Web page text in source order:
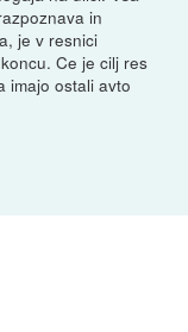
in
je v resnici
Ce je cilj res
imajo ostali avto